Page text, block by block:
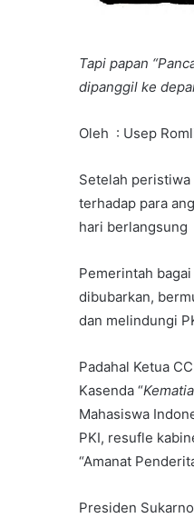
Tapi papan
dipanggil ke
Oleh : Usep
Setelah
terhadap para
hari berlangsung
Pemerintah
dibubarkan,
dan melindungi
Padahal Ketua
Kasenda “
Mahasiswa
PKI, resufle
“Amanat
Presiden